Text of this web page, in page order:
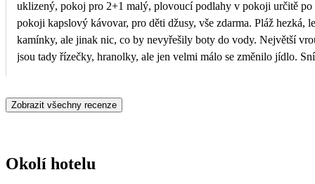
uklizený, pokoj pro 2+1 malý, plovoucí podlahy v pokoji určitě po
pokoji kapslový kávovar, pro děti džusy, vše zdarma. Pláž hezká,
kamínky, ale jinak nic, co by nevyřešily boty do vody. Největší
jsou tady řízečky, hranolky, ale jen velmi málo se změnilo jídlo.
pokud nechceš palačinku, máš smůlu do večeře. Velke fronty
:)
Zobrazit všechny recenze
Okolí hotelu